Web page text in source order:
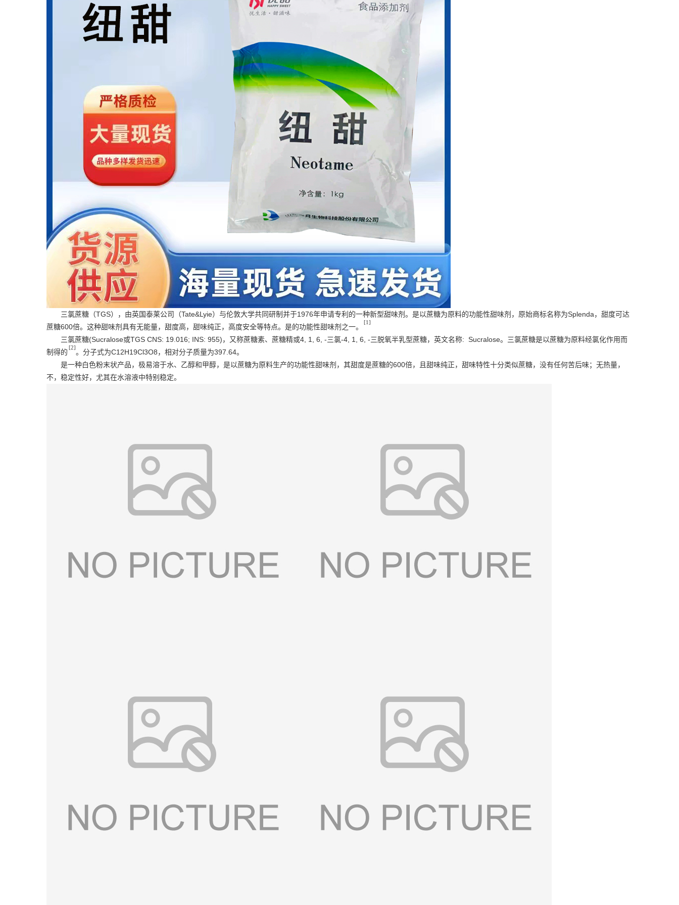
三氯蔗糖（TGS），由英国泰莱公司（Tate&Lyie）与伦敦大学共同研制并于1976年申请专利的一种新型甜味剂。是以蔗糖为原料的功能性甜味剂，原始商标名称为Splenda，甜度可达
蔗糖600倍。这种甜味剂具有无能量，甜度高，甜味纯正，高度安全等特点。是的功能性甜味剂之一。
[1]
三氯蔗糖(Sucralose或TGS CNS: 19.016; INS: 955)，又称蔗糖素、蔗糖精或4, 1, 6, -三氯-4, 1, 6, -三脱氧半乳型蔗糖，英文名称: Sucralose。三氯蔗糖是以蔗糖为原料经氯化作用而
制得的
[2]
。分子式为C12H19Cl3O8，相对分子质量为397.64。
是一种白色粉末状产品，极易溶于水、 乙醇和甲醇，是以蔗糖为原料生产的功能性甜味剂，其甜度是蔗糖的600倍，且甜味纯正，甜味特性十分类似蔗糖，没有任何苦后味；无热量，
不，稳定性好，尤其在水溶液中特别稳定。